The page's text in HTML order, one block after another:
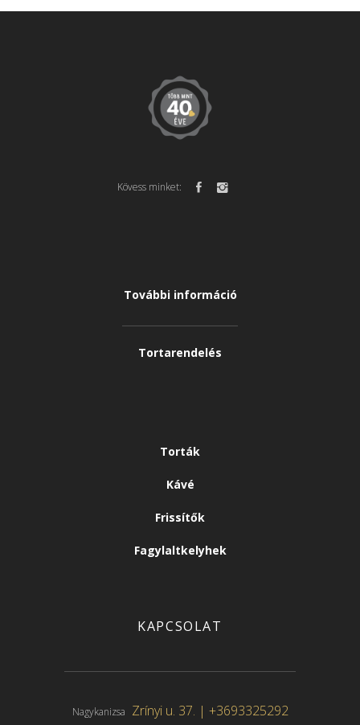
Kövess minket:
További információ
Tortarendelés
Torták
Kávé
Frissítők
Fagylaltkelyhek
KAPCSOLAT
Nagykanizsa Zrínyi u. 37. | +3693325292